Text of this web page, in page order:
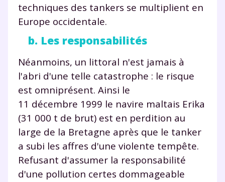
techniques des tankers se multiplient en
Europe occidentale.
b. Les responsabilités
Néanmoins, un littoral n'est jamais à
l'abri d'une telle catastrophe : le risque
est omniprésent. Ainsi le
11 décembre 1999 le navire maltais Erika
(31 000 t de brut) est en perdition au
large de la Bretagne après que le tanker
a subi les affres d'une violente tempête.
Refusant d'assumer la responsabilité
d'une pollution certes dommageable